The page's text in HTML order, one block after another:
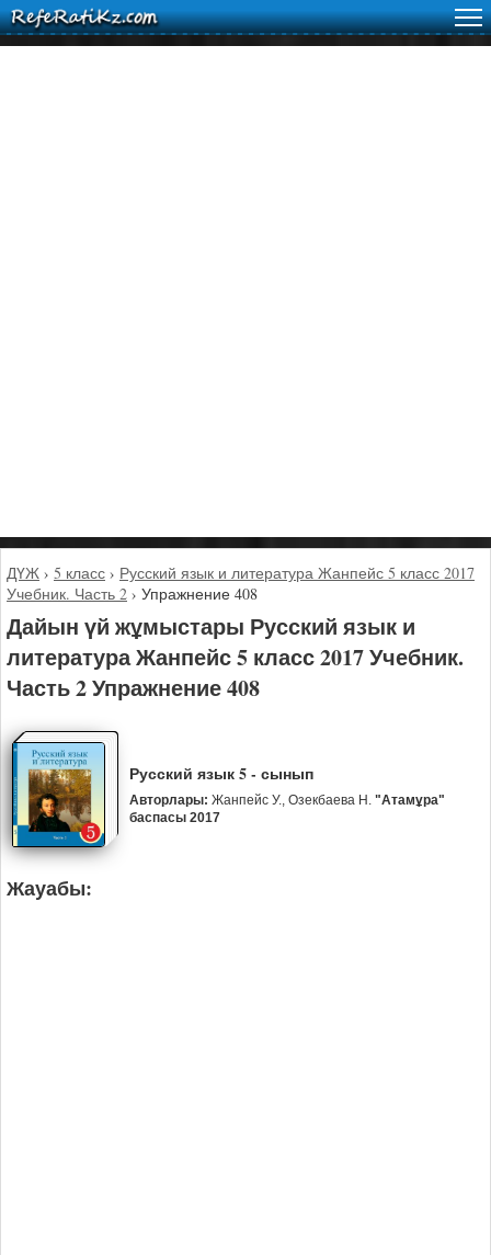
ДҮЖ › 5 класс › Русский язык и литература Жанпейс 5 класс 2017
Учебник. Часть 2 › Упражнение 408
Дайын үй жұмыстары Русский язык и
литература Жанпейс 5 класс 2017 Учебник.
Часть 2 Упражнение 408
Русский язык 5 - сынып
Авторлары: Жанпейс У., Озекбаева Н. "Атамұра"
баспасы 2017
Жауабы: